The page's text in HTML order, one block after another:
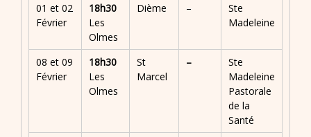
01 et 02
Février
18h30
Les
Olmes
Dième –
Ste
Madeleine
08 et 09
Février
18h30
Les
Olmes
St
Marcel
–
Ste
Madeleine
Pastorale
de la
Santé